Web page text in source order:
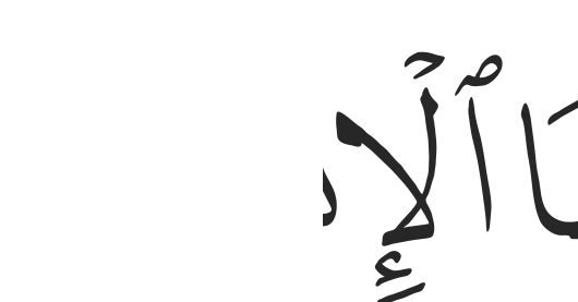
ٱلْكَرِيمِ ٦ﱘ